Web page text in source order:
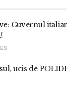
Guvernul
ucis de